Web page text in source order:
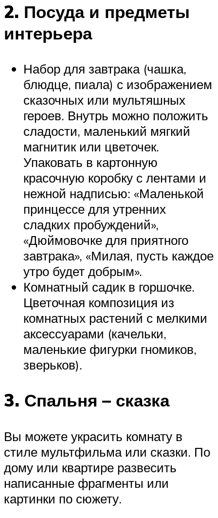
2. Посуда и предметы
интерьера
Набор для завтрака (чашка,
блюдце, пиала) с изображением
сказочных или мультяшных
героев. Внутрь можно положить
сладости, маленький мягкий
магнитик или цветочек.
Упаковать в картонную
красочную коробку с лентами и
нежной надписью: «Маленькой
принцессе для утренних
сладких пробуждений»,
«Дюймовочке для приятного
завтрака», «Милая, пусть каждое
утро будет добрым».
Комнатный садик в горшочке.
Цветочная композиция из
комнатных растений с мелкими
аксессуарами (качельки,
маленькие фигурки гномиков,
зверьков).
3. Спальня – сказка
Вы можете украсить комнату в
стиле мультфильма или сказки. По
дому или квартире развесить
написанные фрагменты или
картинки по сюжету.